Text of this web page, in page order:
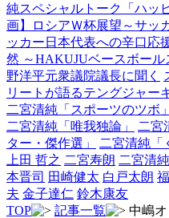
純スペシャルトーク「ハッ
画】ロシアＷ杯展望～サッ
ッカー日本代表への辛口応
然 ～HAKUJUベースボール
野洋平元衆議院議長に聞く
リートが語るテングジャー
二宮清純「スポーツのツボ」
二宮清純「唯我独論」
二宮
ター・傑作選」
二宮清純「
上田 哲之 二宮寿朗 二宮清純
本晋司 田崎健太 白戸太朗
夫 金子達仁 鈴木康友
TOP
記事一覧
中嶋